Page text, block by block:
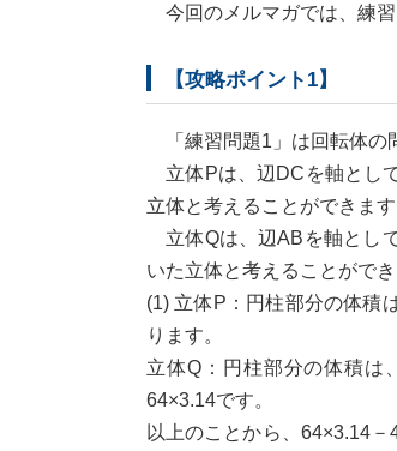
今回のメルマガでは、練習
【攻略ポイント1】
「練習問題1」は回転体の
立体Pは、辺DCを軸とし
立体と考えることができます
立体Qは、辺ABを軸とし
いた立体と考えることができ
(1) 立体P：円柱部分の体積
ります。
立体Q：円柱部分の体積は
64×3.14です。
以上のことから、64×3.14